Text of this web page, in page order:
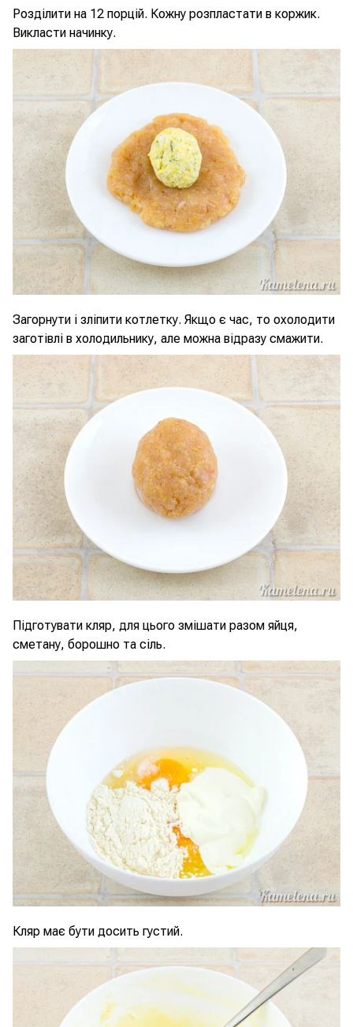
Розділити на 12 порцій. Кожну розпластати в коржик.
Викласти начинку.
Загорнути і зліпити котлетку. Якщо є час, то охолодити
заготівлі в холодильнику, але можна відразу смажити.
Підготувати кляр, для цього змішати разом яйця,
сметану, борошно та сіль.
Кляр має бути досить густий.